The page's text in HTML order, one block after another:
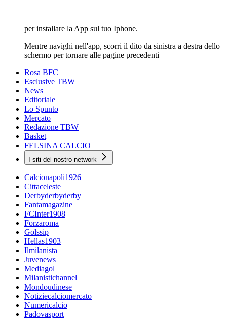
per installare la App sul tuo Iphone.
Mentre navighi nell'app, scorri il dito da sinistra a destra dello
schermo per tornare alle pagine precedenti
Rosa BFC
Esclusive TBW
News
Editoriale
Lo Spunto
Mercato
Redazione TBW
Basket
FELSINA CALCIO
I siti del nostro network
Calcionapoli1926
Cittaceleste
Derbyderbyderby
Fantamagazine
FCInter1908
Forzaroma
Golssip
Hellas1903
Ilmilanista
Juvenews
Mediagol
Milanistichannel
Mondoudinese
Notiziecalciomercato
Numericalcio
Padovasport